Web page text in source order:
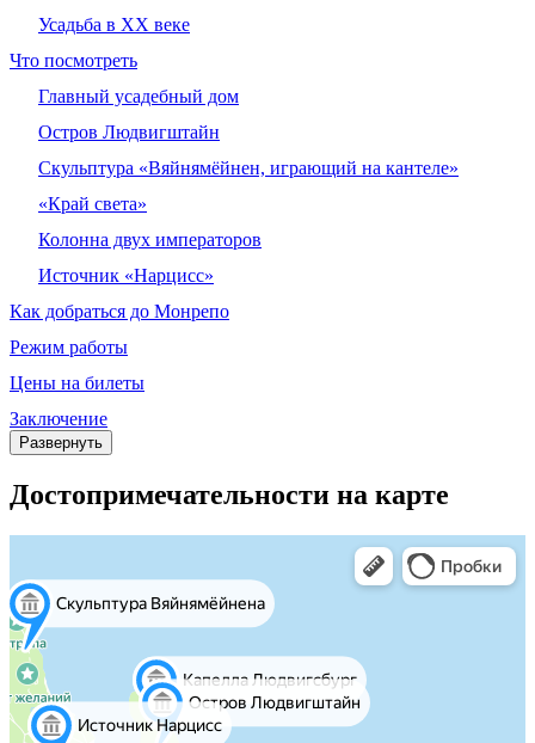
Усадьба в XX веке
Что посмотреть
Главный усадебный дом
Остров Людвигштайн
Скульптура «Вяйнямёйнен, играющий на кантеле»
«Край света»
Колонна двух императоров
Источник «Нарцисс»
Как добраться до Монрепо
Режим работы
Цены на билеты
Заключение
Развернуть
До­сто­при­ме­ча­тель­но­сти на карте